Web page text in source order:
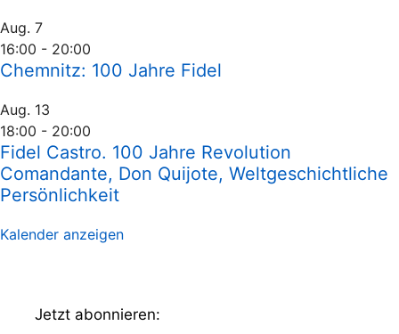
Aug. 7
16:00 - 20:00
Chemnitz: 100 Jahre Fidel
Aug. 13
18:00 - 20:00
Fidel Castro. 100 Jahre Revolution
Comandante, Don Quijote, Weltgeschichtliche
Persönlichkeit
Kalender anzeigen
Jetzt abonnieren: